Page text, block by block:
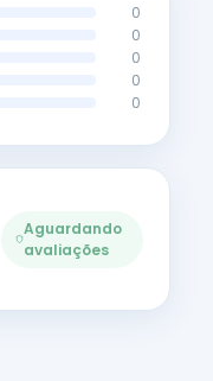
0
0
0
0
0
Aguardando
avaliações